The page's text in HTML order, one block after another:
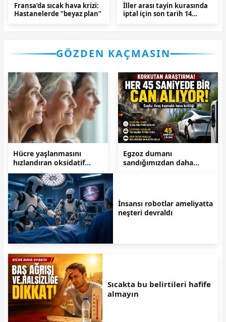
Fransa’da sıcak hava krizi:
Hastanelerde “beyaz plan”
İller arası tayin kurasında
iptal için son tarih 14
GÖZDEN KAÇMASIN
Hücre yaşlanmasını
hızlandıran oksidatif
stres nedir? İşte vücudu
koruyan antioksidan
besinler
Egzoz dumanı
sandığımızdan daha
İnsansı robotlar ameliyatta
neşteri devraldı
Sıcakta bu belirtileri hafife
almayın